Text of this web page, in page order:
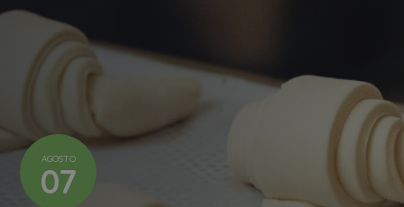
AGOSTO
07